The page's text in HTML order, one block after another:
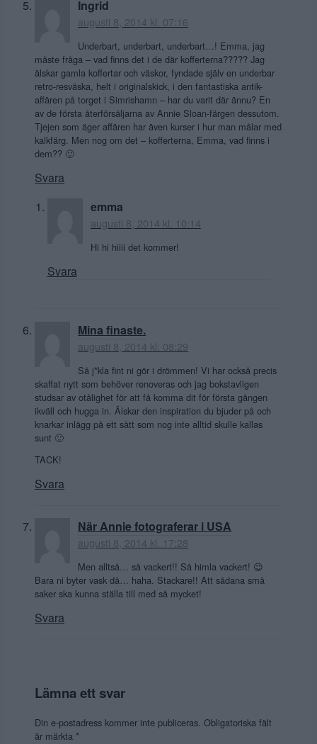
Ingrid
augusti 8, 2014 kl. 07:16
Underbart, underbart, underbart…! Emma, jag
måste fråga – vad finns det i de där kofferterna????? Jag
älskar gamla koffertar och väskor, fyndade själv en underbar
retro-resväska, helt i originalskick, i den fantastiska antik-
affären på torget i Simrishamn – har du varit där ännu? En
av de första återförsäljarna av Annie Sloan-färgen dessutom.
Tjejen som äger affären har även kurser i hur man målar med
kalkfärg. Men nog om det – kofferterna, Emma, vad finns i
dem?? 🙂
Svara
emma
augusti 8, 2014 kl. 10:14
Hi hi hiiii det kommer!
Svara
Mina finaste.
augusti 8, 2014 kl. 08:29
Så j*kla fint ni gör i drömmen! Vi har också precis
skaffat nytt som behöver renoveras och jag bokstavligen
studsar av otålighet för att få komma dit för första gången
ikväll och hugga in. Älskar den inspiration du bjuder på och
knarkar inlägg på ett sätt som nog inte alltid skulle kallas
sunt 🙂
TACK!
Svara
När Annie fotograferar i USA
augusti 8, 2014 kl. 17:28
Men alltså… så vackert!! Så himla vackert! 😉
Bara ni byter vask då… haha. Stackare!! Att sådana små
saker ska kunna ställa till med så mycket!
Svara
Lämna ett svar
Din e-postadress kommer inte publiceras. Obligatoriska fält
är märkta *